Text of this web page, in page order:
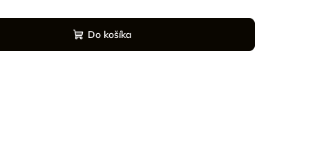
Do košíka